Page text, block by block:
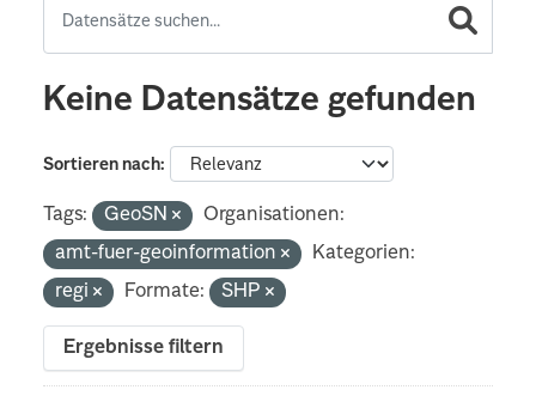
Keine Datensätze gefunden
Sortieren nach
Tags: GeoSN
Organisationen:
amt-fuer-geoinformation
Kategorien:
regi
Formate: SHP
Ergebnisse filtern